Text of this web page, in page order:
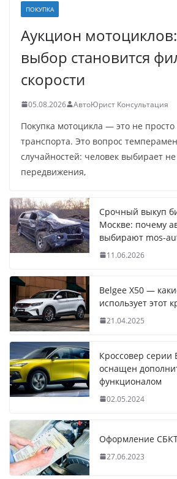
ПОКУПКА
Аукцион
выбор становится
скорости
05.08.2026 АвтоЮрист Консультация
Покупка мотоцикла — это не просто
транспорта. Это вопрос
случайностей: человек выбирает не
передвижения,
Срочный выкуп
Москве: почему
выбирают mos-
11.06.2026
Belgee X50 —
использует этот
21.04.2025
Кроссовер серии
оснащен
функционалом
02.05.2024
Оформление
27.06.2023